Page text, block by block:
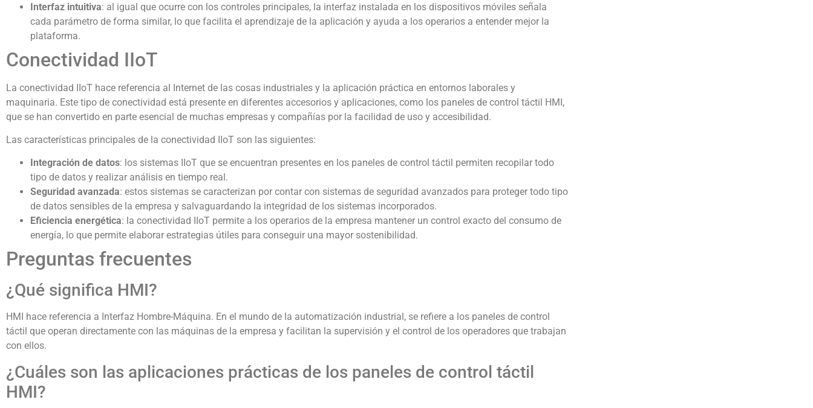
Interfaz intuitiva: al igual que ocurre con los controles principales, la interfaz instalada en los dispositivos móviles señala
cada parámetro de forma similar, lo que facilita el aprendizaje de la aplicación y ayuda a los operarios a entender mejor la
plataforma.
Conectividad IIoT
La conectividad IIoT hace referencia al Internet de las cosas industriales y la aplicación práctica en entornos laborales y
maquinaria. Este tipo de conectividad está presente en diferentes accesorios y aplicaciones, como los paneles de control táctil HMI,
que se han convertido en parte esencial de muchas empresas y compañías por la facilidad de uso y accesibilidad.
Las características principales de la conectividad IIoT son las siguientes:
Integración de datos: los sistemas IIoT que se encuentran presentes en los paneles de control táctil permiten recopilar todo
tipo de datos y realizar análisis en tiempo real.
Seguridad avanzada: estos sistemas se caracterizan por contar con sistemas de seguridad avanzados para proteger todo tipo
de datos sensibles de la empresa y salvaguardando la integridad de los sistemas incorporados.
Eficiencia energética: la conectividad IIoT permite a los operarios de la empresa mantener un control exacto del consumo de
energía, lo que permite elaborar estrategias útiles para conseguir una mayor sostenibilidad.
Preguntas frecuentes
¿Qué significa HMI?
HMI hace referencia a Interfaz Hombre-Máquina. En el mundo de la automatización industrial, se refiere a los paneles de control
táctil que operan directamente con las máquinas de la empresa y facilitan la supervisión y el control de los operadores que trabajan
con ellos.
¿Cuáles son las aplicaciones prácticas de los paneles de control táctil
HMI?